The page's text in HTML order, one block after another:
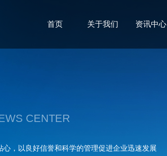
首页 关于我们 资讯中心
CENTER
心，以良好信誉和科学的管理促进企业迅速发展